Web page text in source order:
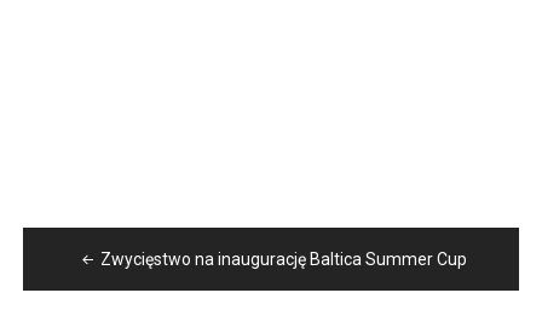
Nawigacja
wpisu
Zwycięstwo na inaugurację Baltica Summer Cup